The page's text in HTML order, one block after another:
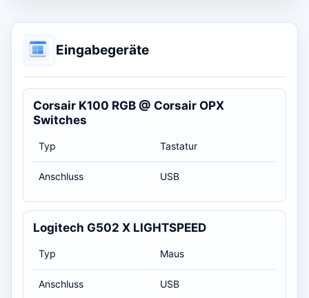
Eingabegeräte
Corsair K100 RGB @ Corsair OPX
Switches
Typ Tastatur
Anschluss USB
Logitech G502 X LIGHTSPEED
Typ Maus
Anschluss USB